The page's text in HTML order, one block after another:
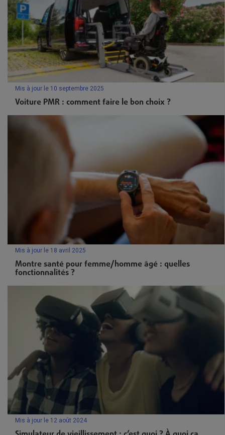
Mis à jour le 10 septembre 2025
Voiture PMR : comment faire le bon choix ?
Mis à jour le 18 avril 2025
Montre santé pour femme/homme âgé : quelles
fonctionnalités ?
Mis à jour le 12 août 2024